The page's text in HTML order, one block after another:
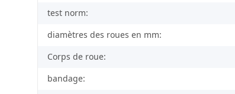
test norm:
diamètres des roues en mm:
Corps de roue:
bandage: